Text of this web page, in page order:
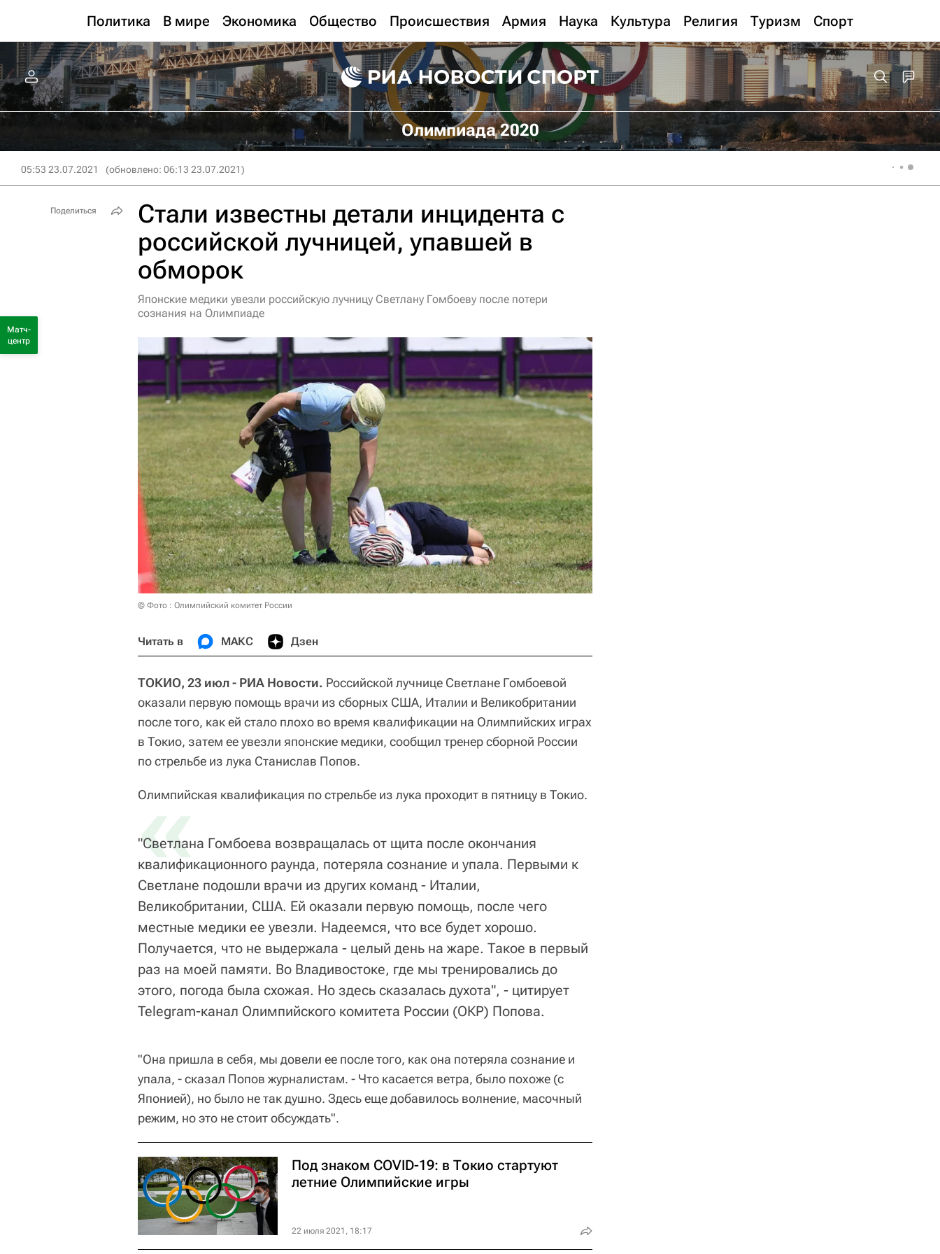
Политика В мире Экономика Общество Происшествия Армия Наука Культура Религия Туризм Спорт
Олимпиада 2020
05:53 23.07.2021 (обновлено: 06:13 23.07.2021)
Стали известны детали инцидента с
российской лучницей, упавшей в
обморок
Японские медики увезли российскую лучницу Светлану Гомбоеву после потери
сознания на Олимпиаде
© Фото : Олимпийский комитет России
Читать в МАКС Дзен
ТОКИО, 23 июл - РИА Новости. Российской лучнице Светлане Гомбоевой
оказали первую помощь врачи из сборных США, Италии и Великобритании
после того, как ей стало плохо во время квалификации на Олимпийских играх
в Токио, затем ее увезли японские медики, сообщил тренер сборной России
по стрельбе из лука Станислав Попов.
Олимпийская квалификация по стрельбе из лука проходит в пятницу в Токио.
«
"Светлана Гомбоева возвращалась от щита после окончания
квалификационного раунда, потеряла сознание и упала. Первыми к
Светлане подошли врачи из других команд - Италии,
Великобритании, США. Ей оказали первую помощь, после чего
местные медики ее увезли. Надеемся, что все будет хорошо.
Получается, что не выдержала - целый день на жаре. Такое в первый
раз на моей памяти. Во Владивостоке, где мы тренировались до
этого, погода была схожая. Но здесь сказалась духота", - цитирует
Telegram-канал Олимпийского комитета России (ОКР) Попова.
"Она пришла в себя, мы довели ее после того, как она потеряла сознание и
упала, - сказал Попов журналистам. - Что касается ветра, было похоже (с
Японией), но было не так душно. Здесь еще добавилось волнение, масочный
режим, но это не стоит обсуждать".
Под знаком COVID-19: в Токио стартуют
летние Олимпийские игры
22 июля 2021, 18:17
Поделиться
Матч-
центр